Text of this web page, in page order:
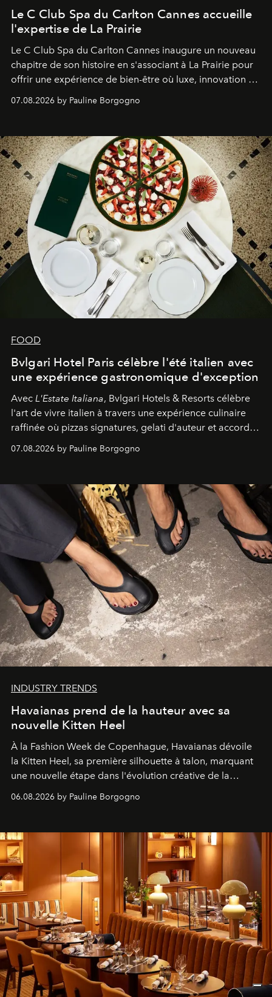
Le C Club Spa du Carlton Cannes accueille
l'expertise de La Prairie
Le C Club Spa du Carlton Cannes inaugure un nouveau
chapitre de son histoire en s'associant à La Prairie pour
offrir une expérience de bien-être où luxe, innovation et
expertise se rencontrent.
07.08.2026 by Pauline Borgogno
FOOD
Bvlgari Hotel Paris célèbre l'été italien avec
une expérience gastronomique d'exception
Avec L'Estate Italiana, Bvlgari Hotels & Resorts célèbre
l'art de vivre italien à travers une expérience culinaire
raffinée où pizzas signatures, gelati d'auteur et accords
d'exception composent un véritable voyage sensoriel.
07.08.2026 by Pauline Borgogno
INDUSTRY TRENDS
Havaianas prend de la hauteur avec sa
nouvelle Kitten Heel
À la Fashion Week de Copenhague, Havaianas dévoile
la Kitten Heel, sa première silhouette à talon, marquant
une nouvelle étape dans l'évolution créative de la
06.08.2026 by Pauline Borgogno